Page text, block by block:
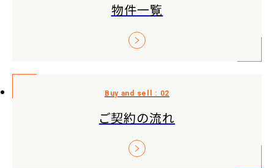
物件一覧
ご契約の流れ